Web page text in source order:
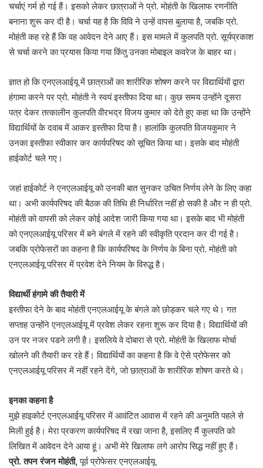
चर्चाएं गर्म हो गई हैं। इसको लेकर छात्राओं ने प्रो. मोहंती के खिलाफ रणनीति
बनाना शुरू कर दी है। चर्चा यह है कि विवि ने उन्हें वापस बुलाया है, जबकि प्रो.
मोहंती कह रहे हैं कि वह आवेदन देने आए हैं। इस मामले में कुलपति प्रो. सूर्यप्रकाश
से चर्चा करने का प्रयास किया गया किंतु उनका मोबाइल कवरेज के बाहर था।
ज्ञात हो कि एनएलआईयू में छात्राओं का शारीरिक शोषण करने पर विद्यार्थियों द्वारा
हंगामा करने पर प्रो. मोहंती ने स्वयं इस्तीफा दिया था। कुछ समय उन्होंने दूसरा
पत्र देकर तत्कालीन कुलपति वीरभद्र विजय कुमार को देते हुए कहा था कि उन्होंने
विद्यार्थियों के दवाब में आकर इस्तीफा दिया है। हालांकि कुलपति विजयकुमार ने
उनका इस्तीफा स्वीकार कर कार्यपरिषद को सूचित किया था। इसके बाद मोहंती
हाईकोर्ट चले गए।
जहां हाईकोर्ट ने एनएलआईयू को उनकी बात सुनकर उचित निर्णय लेने के लिए कहा
था। अभी कार्यपरिषद की बैठक की तिथि ही निर्धारित नहीं हो सकी है और न ही प्रो.
मोहंती को वापसी को लेकर कोई आदेश जारी किया गया था। इसके बाद भी मोहंती
को एनएलआईयू परिसर में बने बंगले में रहने की स्वीकृति प्रदान कर दी गई है।
जबकि प्रोफेसरों का कहना है कि कार्यपरिषद के निर्णय के बिना प्रो. मोहंती को
एनएलआईयू परिसर में प्रवेश देने नियम के विरुद्ध है।
विद्यार्थी हंगामे की तैयारी में
इस्तीफा देने के बाद मोहंती एनएलआईयू के बंगले को छोड़कर चले गए थे। गत
सप्ताह उन्होंने एनएलआईयू में प्रवेश लेकर रहना शुरू कर दिया है। विद्यार्थियों की
उन पर नजर पडने लगी है। इसलिये वे दोबारा से प्रो. मोहंती के खिलाफ मोर्चा
खोलने की तैयारी कर रहे हैं। विद्यार्थियों का कहना है कि वे ऐसे प्रोफेसर को
एनएलआईयू परिसर में नहीं रहने देंगे, जो छात्राओं के शारीरिक शोषण करते थे।
इनका कहना है
मुझे हाइकोर्ट एनएलआईयू परिसर में आवंटित आवास में रहने की अनुमति पहले से
मिली हुई है। मेरा प्रकरण कार्यपरिषद में रखा जाना है, इसलिए मैं कुलपति को
लिखित में आवेदन देने आया हूं। अभी मेरे खिलाफ लगे आरोप सिद्ध नहीं हुए हैं।
प्रो. तपन रंजन मोहंती,पूर्व प्रोफेसर एनएलआईयू